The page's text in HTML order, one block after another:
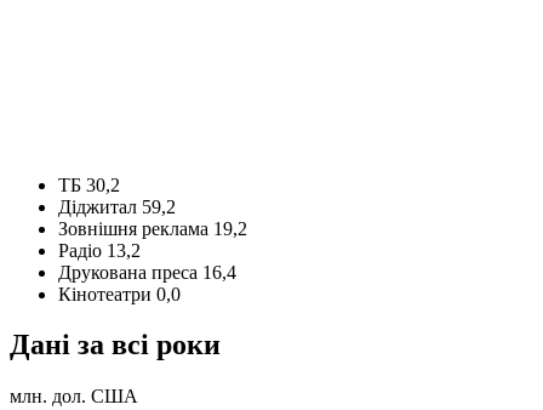
ТБ 30,2
Діджитал 59,2
Зовнішня реклама 19,2
Радіо 13,2
Друкована преса 16,4
Кінотеатри 0,0
Дані за всі роки
млн. дол. США